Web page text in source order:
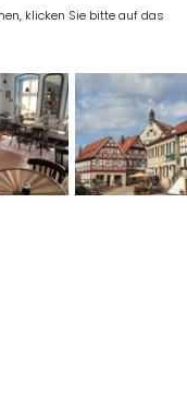
klicken Sie bitte auf das